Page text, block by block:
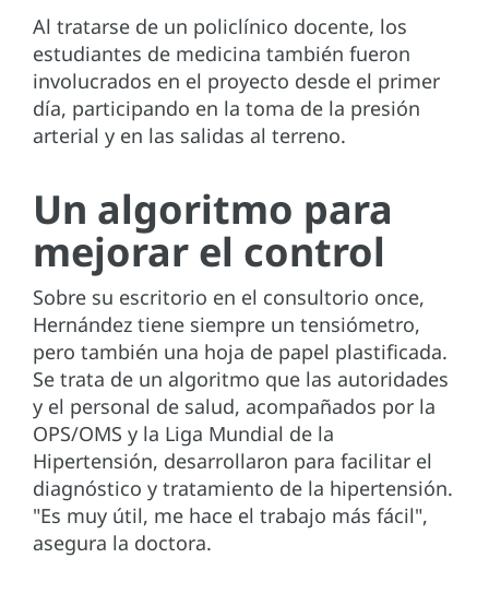
Al tratarse de un policlínico docente, los
estudiantes de medicina también fueron
involucrados en el proyecto desde el primer
día, participando en la toma de la presión
arterial y en las salidas al terreno.
Un algoritmo para
mejorar el control
Sobre su escritorio en el consultorio once,
Hernández tiene siempre un tensiómetro,
pero también una hoja de papel plastificada.
Se trata de un algoritmo que las autoridades
y el personal de salud, acompañados por la
OPS/OMS y la Liga Mundial de la
Hipertensión, desarrollaron para facilitar el
diagnóstico y tratamiento de la hipertensión.
"Es muy útil, me hace el trabajo más fácil",
asegura la doctora.